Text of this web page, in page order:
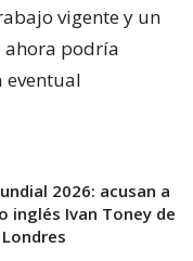
vigente y un
podría
eventual
2026: acusan a
inglés Ivan Toney de